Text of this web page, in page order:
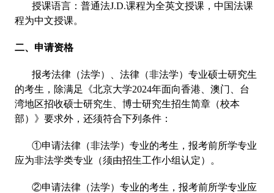
授课语言：普通法J.D.课程为全英文授课，中国法课
程为中文授课。
二、申请资格
报考法律（法学）、法律（非法学）专业硕士研究生
的考生，除满足《北京大学2024年面向香港、澳门、台
湾地区招收硕士研究生、博士研究生招生简章（校本
部）》要求外，还须符合下列条件：
①申请法律（非法学）专业的考生，报考前所学专业
应为非法学类专业（须由招生工作小组认定）。
②申请法律（法学）专业的考生，报考前所学专业应